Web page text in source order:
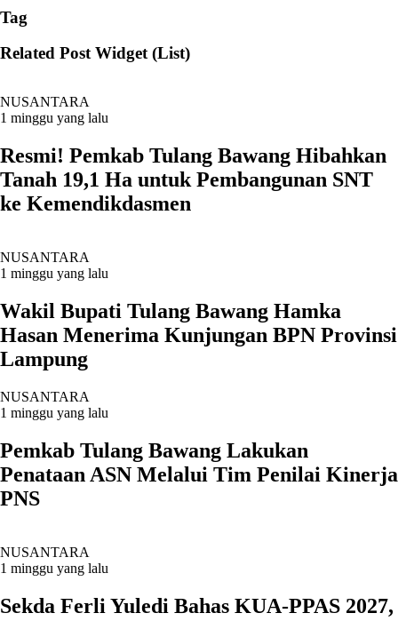
Tag
Related Post Widget (List)
NUSANTARA
1 minggu yang lalu
Resmi! Pemkab Tulang Bawang Hibahkan
Tanah 19,1 Ha untuk Pembangunan SNT
ke Kemendikdasmen
NUSANTARA
1 minggu yang lalu
Wakil Bupati Tulang Bawang Hamka
Hasan Menerima Kunjungan BPN Provinsi
Lampung
NUSANTARA
1 minggu yang lalu
Pemkab Tulang Bawang Lakukan
Penataan ASN Melalui Tim Penilai Kinerja
PNS
NUSANTARA
1 minggu yang lalu
Sekda Ferli Yuledi Bahas KUA-PPAS 2027,